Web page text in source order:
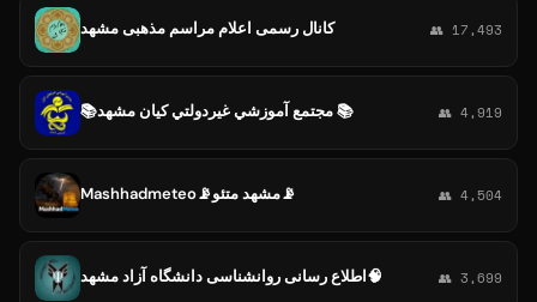
کانال رسمی اعلام مراسم مذهبی مشهد 👥 17,493
📚مجتمع آموزشي غيردولتي كيان مشهد 📚 👥 4,919
Mashhadmeteo📡مشهد متئو📡 👥 4,504
اطلاع رسانی روانشناسی دانشگاه آزاد مشهد🧠 👥 3,699